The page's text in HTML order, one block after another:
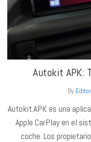
Autokit APK:
By Editor
Autokit.APK es una
Apple CarPlay en el
coche. Los